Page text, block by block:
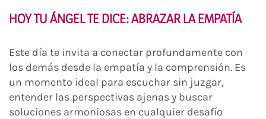
HOY TU ÁNGEL TE DICE: ABRAZAR LA EMPATÍA
Este día te invita a conectar profundamente con
los demás desde la empatía y la comprensión. Es
un momento ideal para escuchar sin juzgar,
entender las perspectivas ajenas y buscar
soluciones armoniosas en cualquier desafío